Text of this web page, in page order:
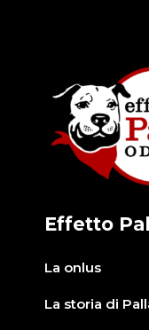
Effetto
La onlus
La storia di